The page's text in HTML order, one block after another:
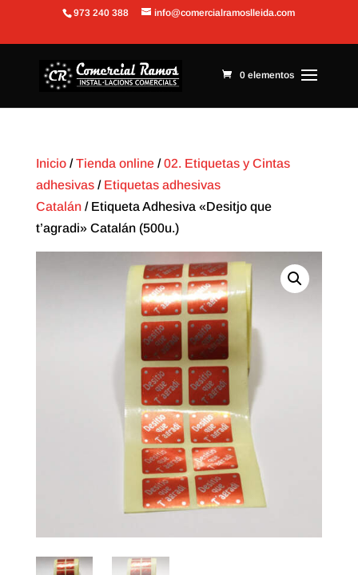
Abrir barra de herramientas
973 240 388 info@comercialramoslleida.com
0 elementos
Inicio/Tienda online/02. Etiquetas y Cintas
adhesivas/ Etiquetas adhesivas
Catalán/ Etiqueta Adhesiva «Desitjo que
t’agradi» Catalán (500u.)